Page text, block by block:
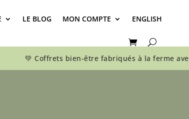
LE BLOG MON COMPTE ENGLISH
Coffrets bien-être fabriqués à la